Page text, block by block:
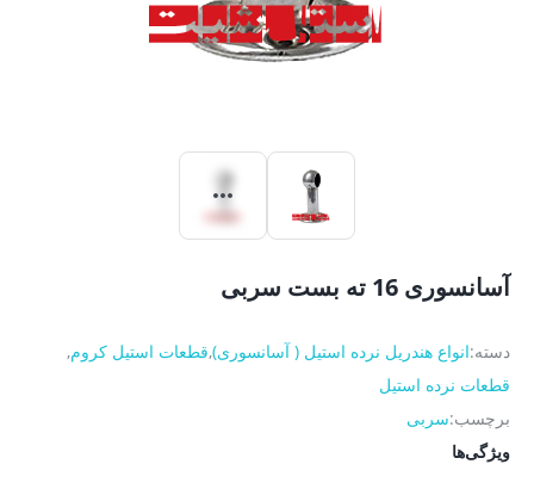
آسانسوری 16 ته بست سربی
دسته:انواع هندریل نرده استیل ( آسانسوری),قطعات استیل کروم,
قطعات نرده استیل
برچسب:سربی
ویژگی‌ها